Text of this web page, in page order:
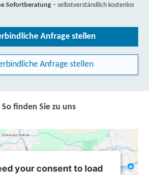
Sofortberatung – selbstverständlich kostenlos
Anfrage stellen
Anfrage stellen
So finden Sie zu uns
your consent to load